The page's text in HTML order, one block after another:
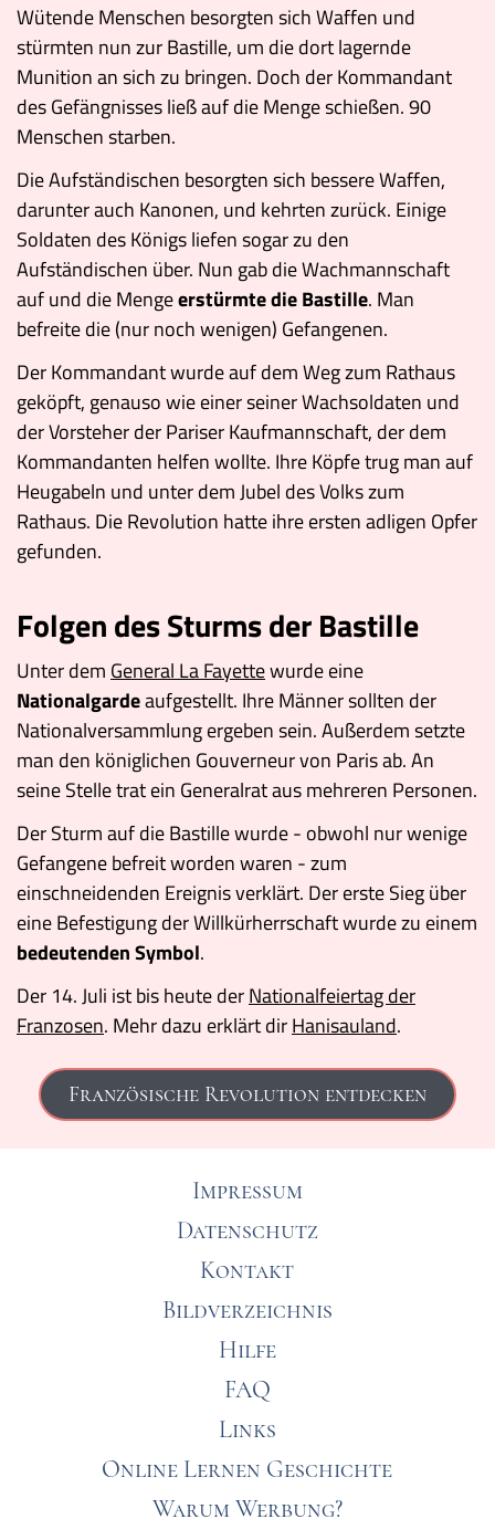
Wütende Menschen besorgten sich Waffen und
stürmten nun zur Bastille, um die dort lagernde
Munition an sich zu bringen. Doch der Kommandant
des Gefängnisses ließ auf die Menge schießen. 90
Menschen starben.
Die Aufständischen besorgten sich bessere Waffen,
darunter auch Kanonen, und kehrten zurück. Einige
Soldaten des Königs liefen sogar zu den
Aufständischen über. Nun gab die Wachmannschaft
auf und die Mengeerstürmte die Bastille. Man
befreite die (nur noch wenigen) Gefangenen.
Der Kommandant wurde auf dem Weg zum Rathaus
geköpft, genauso wie einer seiner Wachsoldaten und
der Vorsteher der Pariser Kaufmannschaft, der dem
Kommandanten helfen wollte. Ihre Köpfe trug man auf
Heugabeln und unter dem Jubel des Volks zum
Rathaus. Die Revolution hatte ihre ersten adligen Opfer
gefunden.
Folgen des Sturms der Bastille
Unter dem General La Fayettewurde eine
Nationalgardeaufgestellt. Ihre Männer sollten der
Nationalversammlung ergeben sein. Außerdem setzte
man den königlichen Gouverneur von Paris ab. An
seine Stelle trat ein Generalrat aus mehreren Personen.
Der Sturm auf die Bastille wurde - obwohl nur wenige
Gefangene befreit worden waren - zum
einschneidenden Ereignis verklärt. Der erste Sieg über
eine Befestigung der Willkürherrschaft wurde zu einem
bedeutenden Symbol.
Der 14. Juli ist bis heute derNationalfeiertag der
Franzosen. Mehr dazu erklärt dirHanisauland.
Französische Revolution entdecken
Impressum
Datenschutz
Kontakt
Bildverzeichnis
Hilfe
FAQ
Links
Online Lernen Geschichte
Warum Werbung?